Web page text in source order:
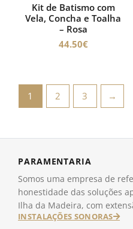
Kit de Batismo com
Vela, Concha e Toalha
– Rosa
44.50€
1 2 3 →
PARAMENTARIA
Somos uma empresa de
honestidade das soluções
Ilha da Madeira, com
INSTALAÇÕES SONORAS